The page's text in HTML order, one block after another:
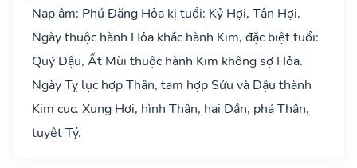
Nạp âm: Phú Đăng Hỏa kị tuổi: Kỷ Hợi, Tân Hợi.
Ngày thuộc hành Hỏa khắc hành Kim, đặc biệt tuổi:
Quý Dậu, Ất Mùi thuộc hành Kim không sợ Hỏa.
Ngày Tỵ lục hợp Thân, tam hợp Sửu và Dậu thành
Kim cục. Xung Hợi, hình Thân, hại Dần, phá Thân,
tuyệt Tý.